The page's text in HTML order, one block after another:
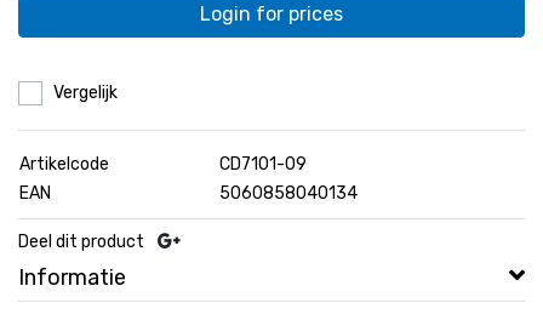
Login for prices
Vergelijk
Artikelcode
CD7101-09
EAN
5060858040134
Deel dit product
Informatie